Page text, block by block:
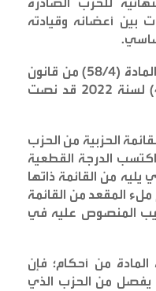
بين أعضائه وقيادته
.
كما بينت الهيئة في بيانها، أن المادة (58/4) من قانون
الانتخاب لمجلس النواب رقم (4) لسنة 2022 قد نصت
الحزبية من الحزب
الدرجة القطعية
من القائمة ذاتها
ملء المقعد من القائمة
المنصوص عليه في
من أحكام؛ فإن
يفصل من الحزب الذي